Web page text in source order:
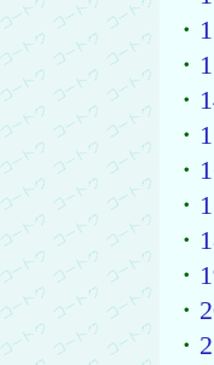
・
・
・
・
・
・
・
・
・
・